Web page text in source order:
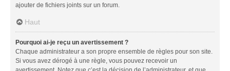
ajouter de fichiers joints sur un forum.
Haut
Pourquoi ai-je reçu un avertissement ?
Chaque administrateur a son propre ensemble de règles pour son site.
Si vous avez dérogé à une règle, vous pouvez recevoir un